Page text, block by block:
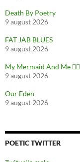
Death By Poetry
9 august 2026
FAT JAB BLUES
9 august 2026
My Mermaid And Me 🧜‍♀️
9 august 2026
Our Eden
9 august 2026
POETIC TWITTER